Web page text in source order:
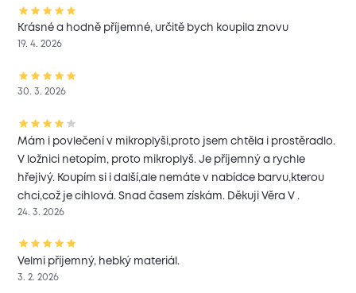
Krásné a hodně příjemné, určitě bych koupila znovu
19. 4. 2026
30. 3. 2026
Mám i povlečení v mikroplyši,proto jsem chtěla i prostěradlo.
V ložnici netopím, proto mikroplyš. Je příjemný a rychle
hřejivý. Koupím si i další,ale nemáte v nabídce barvu,kterou
chci,což je cihlová. Snad časem získám. Děkuji Věra V .
24. 3. 2026
Velmi příjemný, hebký materiál.
3. 2. 2026